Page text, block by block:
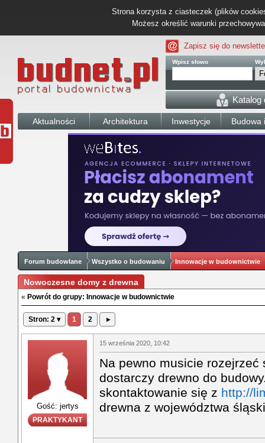
Strona korzysta z ciasteczek (plików
Możesz określić warunki
Zapisz się do
Wpisz słowo
Katalog
Aktualności Architektura Inwestycje Budowa
Forum budowlane Wszystko o budowaniu Innowacje w budownictwie
Nowoczesne domy z drewna
« Powrót do grupy: Innowacje w budownictwie
Stron: 2 ▾ 1 2 ▸
Gość: jertys
PRAKTYKANT
15 września 2020, 10:42
Na pewno musicie
dostarczy drewno do
skontaktowanie się z http://
drewna z województwa